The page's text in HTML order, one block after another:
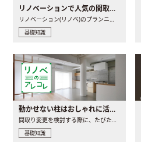
リノベーションで人気の間取りとは？トレンドの間取りと実例を徹底解説
リノベーション(リノベ)のプランニングで一番最初に決めるのは..
基礎知識
動かせない柱はおしゃれに活用！柱を魅せるリノベーション(リノベ)4選
間取り変更を検討する際に、たびたび皆さんの頭を悩ませる動か..
基礎知識